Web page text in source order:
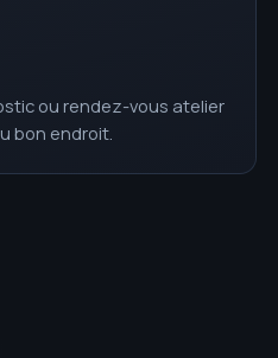
ou rendez-vous atelier
bon endroit.